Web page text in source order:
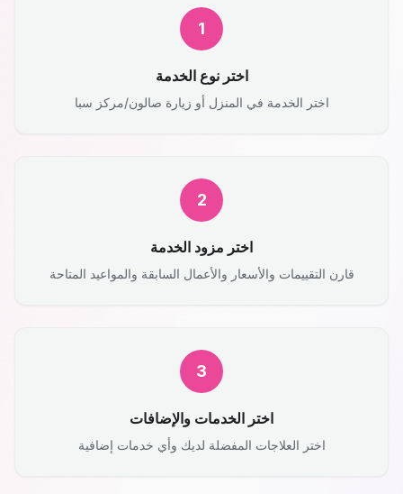
1
اختر نوع الخدمة
اختر الخدمة في المنزل أو زيارة صالون/مركز سبا
2
اختر مزود الخدمة
قارن التقييمات والأسعار والأعمال السابقة والمواعيد المتاحة
3
اختر الخدمات والإضافات
اختر العلاجات المفضلة لديك وأي خدمات إضافية